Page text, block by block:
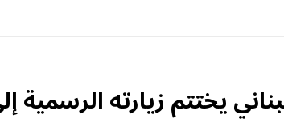
يختتم زيارته الرسمية